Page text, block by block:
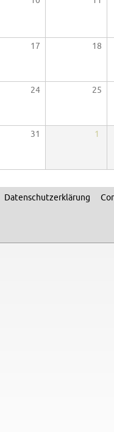
17 18
24 25
31 1
Daten­schutzerklärung